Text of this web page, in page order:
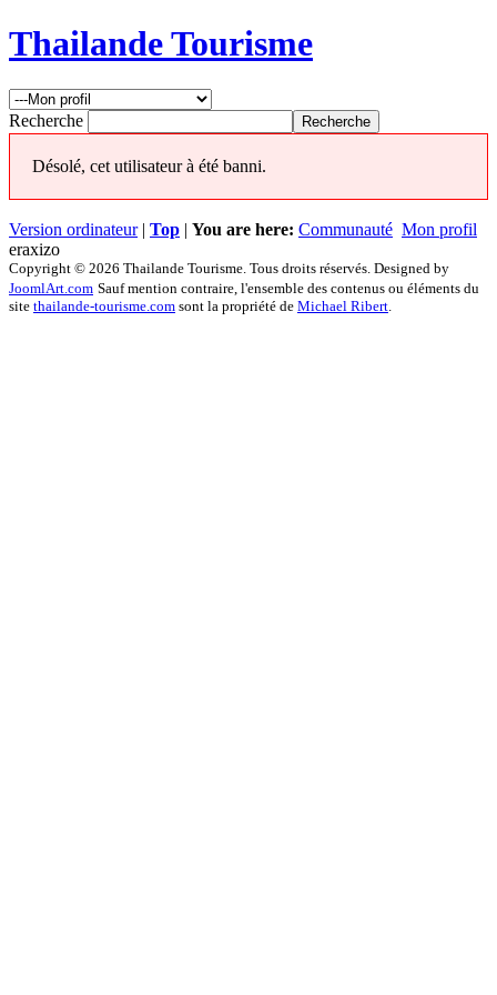
Thailande Tourisme
Recherche
Désolé, cet utilisateur à été banni.
Version ordinateur| Top | You are here: Communauté Mon profil
eraxizo
Copyright © 2026 Thailande Tourisme. Tous droits réservés. Designed by
JoomlArt.com Sauf mention contraire, l'ensemble des contenus ou éléments du
site thailande-tourisme.com sont la propriété de Michael Ribert